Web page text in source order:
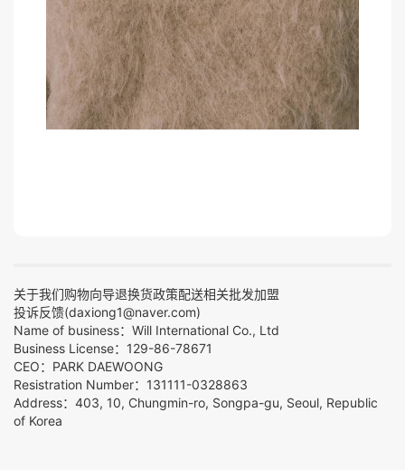
关于我们购物向导退换货政策配送相关批发加盟
投诉反馈(daxiong1@naver.com)
Name of business：Will International Co., Ltd
Business License：129-86-78671
CEO：PARK DAEWOONG
Resistration Number：131111-0328863
Address：403, 10, Chungmin-ro, Songpa-gu, Seoul, Republic
of Korea